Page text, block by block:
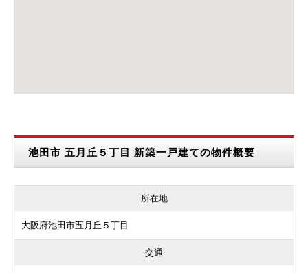
池田市 五月丘５丁目 新築一戸建ての物件概要
所在地
大阪府池田市五月丘５丁目
交通